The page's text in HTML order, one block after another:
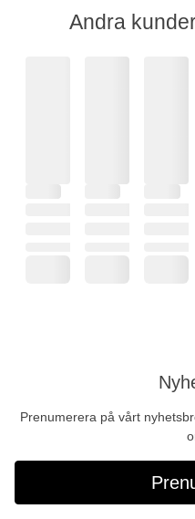
Andra
Prenumerera på vårt